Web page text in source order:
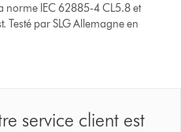
norme IEC 62885-4 CL5.8 et
Testé par SLG Allemagne en
service client est